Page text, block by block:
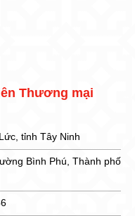
Thương mại
tỉnh Tây Ninh
Bình Phú, Thành phố